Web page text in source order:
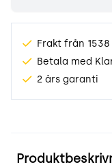
Frakt från 1538
Betala med
2 års garanti